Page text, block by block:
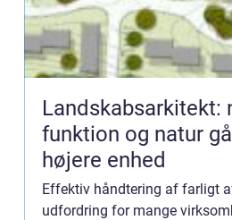
Landskabsarkitekt:
funktion og natur
højere enhed
Effektiv håndtering af farligt
udfordring for mange